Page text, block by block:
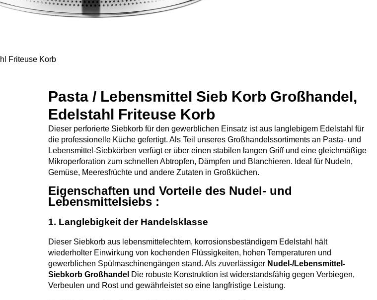
Friteuse Korb
Pasta / Lebensmittel Sieb Korb Großhandel,
Edelstahl Friteuse Korb
Dieser perforierte Siebkorb für den gewerblichen Einsatz ist aus langlebigem Edelstahl für
die professionelle Küche gefertigt. Als Teil unseres Großhandelssortiments an Pasta- und
Lebensmittel-Siebkörben verfügt er über einen stabilen langen Griff und eine gleichmäßige
Mikroperforation zum schnellen Abtropfen, Dämpfen und Blanchieren. Ideal für Nudeln,
Gemüse, Meeresfrüchte und andere Zutaten in Großküchen.
Eigenschaften und Vorteile des Nudel- und
Lebensmittelsiebs :
1. Langlebigkeit der Handelsklasse
Dieser Siebkorb aus lebensmittelechtem, korrosionsbeständigem Edelstahl hält
wiederholter Einwirkung von kochenden Flüssigkeiten, hohen Temperaturen und
gewerblichen Spülmaschinengängen stand. Als zuverlässiger Nudel-/Lebensmittel-
Siebkorb Großhandel Die robuste Konstruktion ist widerstandsfähig gegen Verbiegen,
Verbeulen und Rost und gewährleistet so eine langfristige Leistung.